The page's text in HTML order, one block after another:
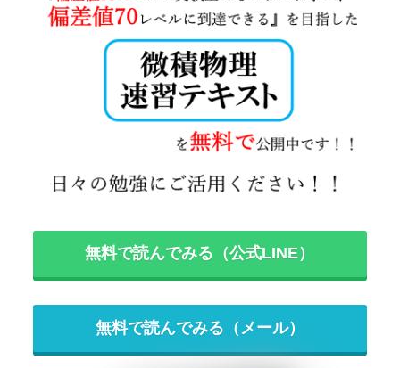
無料で読んでみる（公式LINE）
無料で読んでみる（メール）